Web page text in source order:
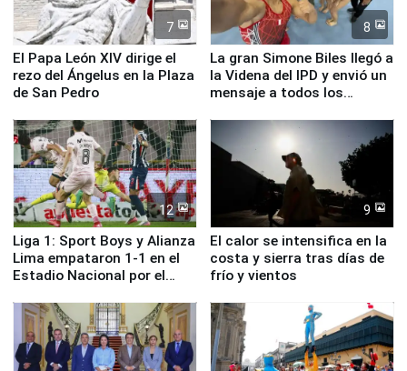
7
El Papa León XIV dirige el
rezo del Ángelus en la Plaza
de San Pedro
8
La gran Simone Biles llegó a
la Videna del IPD y envió un
mensaje a todos los
12
Liga 1: Sport Boys y Alianza
Lima empataron 1-1 en el
Estadio Nacional por el
9
El calor se intensifica en la
costa y sierra tras días de
frío y vientos